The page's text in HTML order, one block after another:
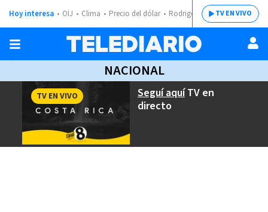
Hoy interesa OIJ Clima Precio del dólar Rodrigo ChavesTV EN VIVO
NACIONAL
Seguí aquíTV en
directo
TV EN VIVO